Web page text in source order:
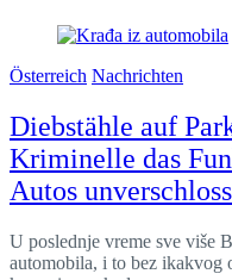
Österreich Nachrichten
Diebstähle auf
Kriminelle das
Autos
U poslednje vreme sve više
automobila, i to bez ikakvog